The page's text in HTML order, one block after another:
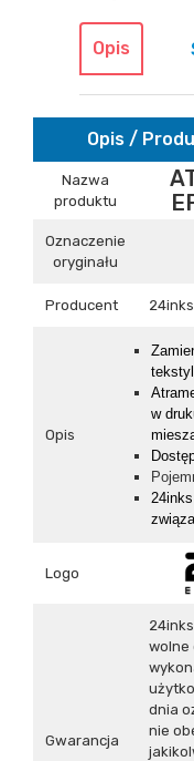
Opis
Opis /
Nazwa
produktu
Oznaczenie
oryginału
Producent 24inks
Opis
Z
w
Logo
Gwarancja
wolne
dnia
nie